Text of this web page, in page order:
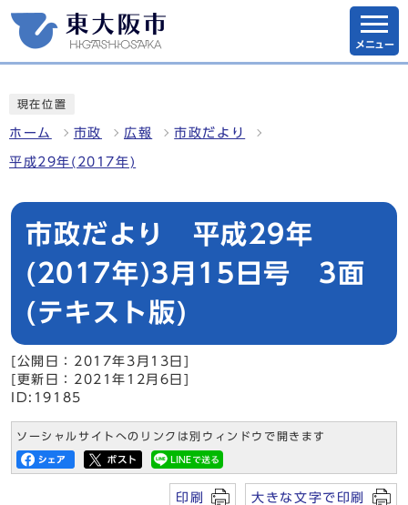
メニュー
現在位置
ホーム 市政 広報 市政だより
平成29年(2017年)
市政だより 平成29年
(2017年)3月15日号 3面
(テキスト版)
[公開日：2017年3月13日]
[更新日：2021年12月6日]
ID:19185
ソーシャルサイトへのリンクは別ウィンドウで開きます
印刷 大きな文字で印刷